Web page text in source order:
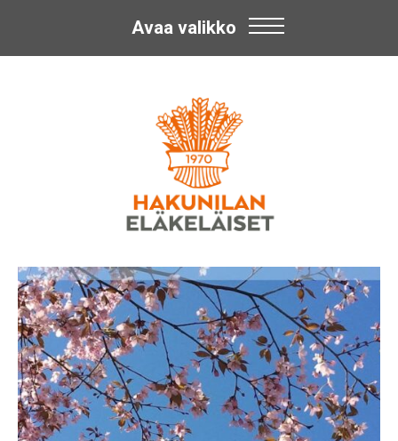
Eläkeläiset
ry
Avaa valikko